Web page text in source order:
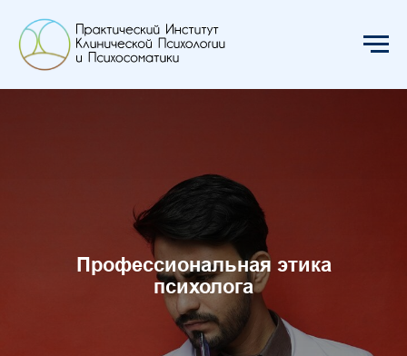
Профессиональная этика
психолога